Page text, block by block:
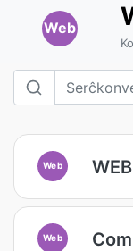
Web
Web
Web